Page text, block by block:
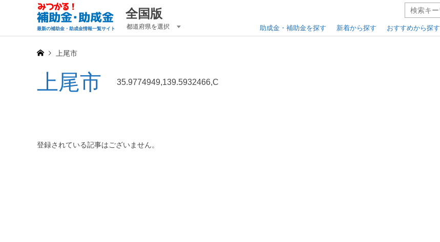
最新の補助金・助成金情報一覧サイト
全国版
都道府県を選択 助成金・補助金を探す 新着から探す おすすめから探す
上尾市
上尾市 35.9774949,139.5932466,C
登録されている記事はございません。